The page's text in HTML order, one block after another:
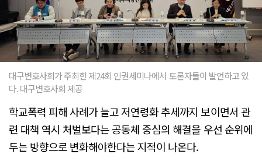
대구변호사회가 주최한 제24회 인권세미나에서 토론자들이 발언하고 있
다. 대구변호사회 제공
학교폭력 피해 사례가 늘고 저연령화 추세까지 보이면서 관
련 대책 역시 처벌보다는 공동체 중심의 해결을 우선 순위에
두는 방향으로 변화해야한다는 지적이 나온다.